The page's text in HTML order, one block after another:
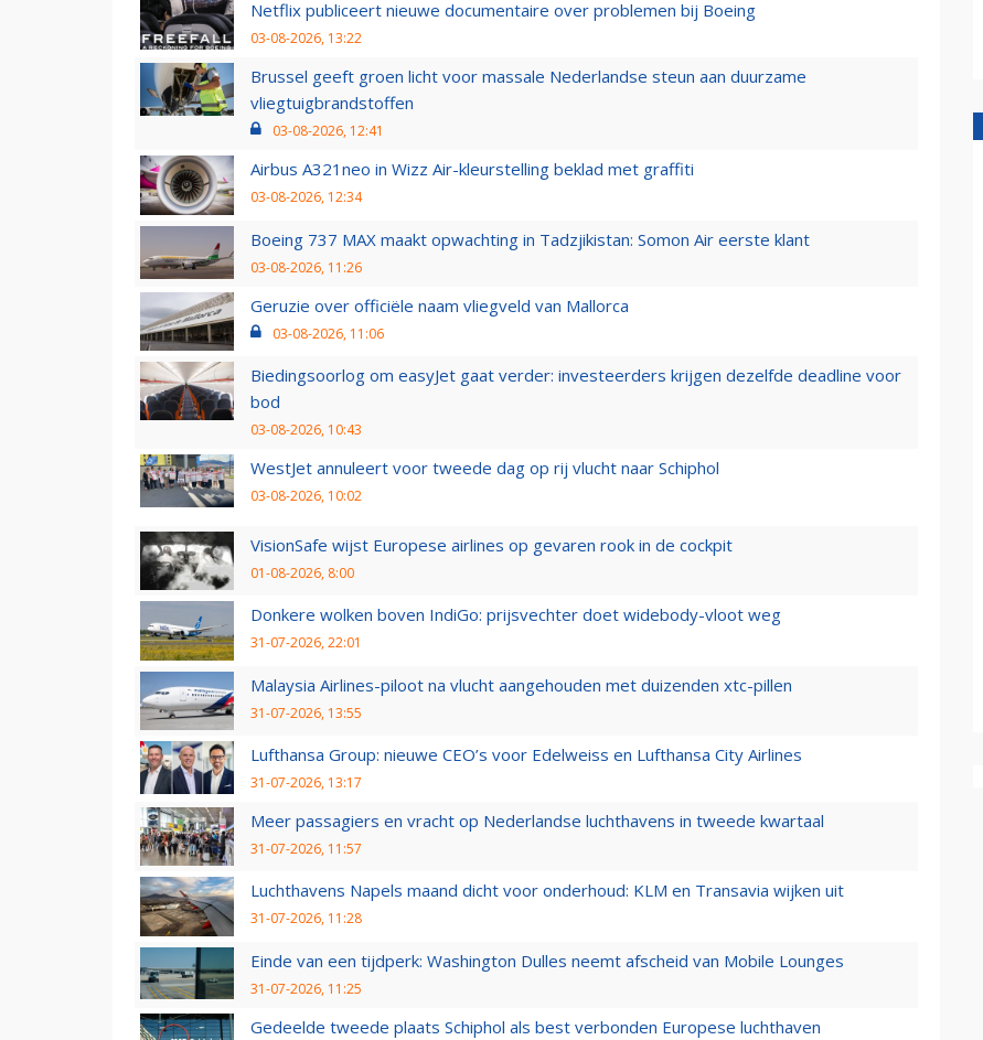
Netflix publiceert nieuwe documentaire over problemen bij Boeing
03-08-2026, 13:22
Brussel geeft groen licht voor massale Nederlandse steun aan duurzame
vliegtuigbrandstoffen
03-08-2026, 12:41
Airbus A321neo in Wizz Air-kleurstelling beklad met graffiti
03-08-2026, 12:34
Boeing 737 MAX maakt opwachting in Tadzjikistan: Somon Air eerste klant
03-08-2026, 11:26
Geruzie over officiële naam vliegveld van Mallorca
03-08-2026, 11:06
Biedingsoorlog om easyJet gaat verder: investeerders krijgen dezelfde deadline voor
bod
03-08-2026, 10:43
WestJet annuleert voor tweede dag op rij vlucht naar Schiphol
03-08-2026, 10:02
VisionSafe wijst Europese airlines op gevaren rook in de cockpit
01-08-2026, 8:00
Donkere wolken boven IndiGo: prijsvechter doet widebody-vloot weg
31-07-2026, 22:01
Malaysia Airlines-piloot na vlucht aangehouden met duizenden xtc-pillen
31-07-2026, 13:55
Lufthansa Group: nieuwe CEO’s voor Edelweiss en Lufthansa City Airlines
31-07-2026, 13:17
Meer passagiers en vracht op Nederlandse luchthavens in tweede kwartaal
31-07-2026, 11:57
Luchthavens Napels maand dicht voor onderhoud: KLM en Transavia wijken uit
31-07-2026, 11:28
Einde van een tijdperk: Washington Dulles neemt afscheid van Mobile Lounges
31-07-2026, 11:25
Gedeelde tweede plaats Schiphol als best verbonden Europese luchthaven